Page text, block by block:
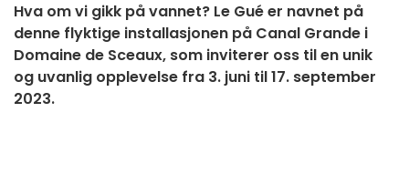
Hva om vi gikk på vannet? Le Gué er navnet på
denne flyktige installasjonen på Canal Grande i
Domaine de Sceaux, som inviterer oss til en unik
og uvanlig opplevelse fra 3. juni til 17. september
2023.